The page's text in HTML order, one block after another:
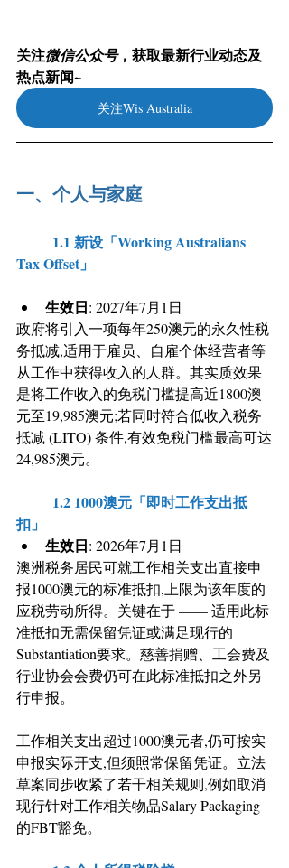
关注微信公众号，获取最新行业动态及
热点新闻~
关注Wis Australia
一、个人与家庭
Tax Offset」
生效日: 2027年7月1日
政府将引入一项每年250澳元的永久性税
务抵减,适用于雇员、自雇个体经营者等
从工作中获得收入的人群。其实质效果
是将工作收入的免税门槛提高近1800澳
元至19,985澳元;若同时符合低收入税务
抵减 (LITO) 条件,有效免税门槛最高可达
24,985澳元。
扣」
生效日: 2026年7月1日
澳洲税务居民可就工作相关支出直接申
报1000澳元的标准抵扣,上限为该年度的
应税劳动所得。关键在于 —— 适用此标
准抵扣无需保留凭证或满足现行的
Substantiation要求。慈善捐赠、工会费及
行业协会会费仍可在此标准抵扣之外另
行申报。
工作相关支出超过1000澳元者,仍可按实
申报实际开支,但须照常保留凭证。立法
草案同步收紧了若干相关规则,例如取消
现行针对工作相关物品Salary Packaging
的FBT豁免。